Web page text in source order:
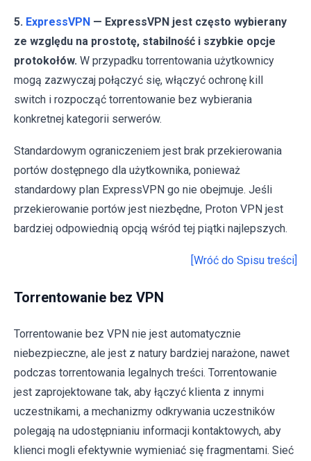
5. ExpressVPN — ExpressVPN jest często wybierany
ze względu na prostotę, stabilność i szybkie opcje
protokołów. W przypadku torrentowania użytkownicy
mogą zazwyczaj połączyć się, włączyć ochronę kill
switch i rozpocząć torrentowanie bez wybierania
konkretnej kategorii serwerów.
Standardowym ograniczeniem jest brak przekierowania
portów dostępnego dla użytkownika, ponieważ
standardowy plan ExpressVPN go nie obejmuje. Jeśli
przekierowanie portów jest niezbędne, Proton VPN jest
bardziej odpowiednią opcją wśród tej piątki najlepszych.
[Wróć do Spisu treści]
Torrentowanie bez VPN
Torrentowanie bez VPN nie jest automatycznie
niebezpieczne, ale jest z natury bardziej narażone, nawet
podczas torrentowania legalnych treści. Torrentowanie
jest zaprojektowane tak, aby łączyć klienta z innymi
uczestnikami, a mechanizmy odkrywania uczestników
polegają na udostępnianiu informacji kontaktowych, aby
klienci mogli efektywnie wymieniać się fragmentami. Sieć